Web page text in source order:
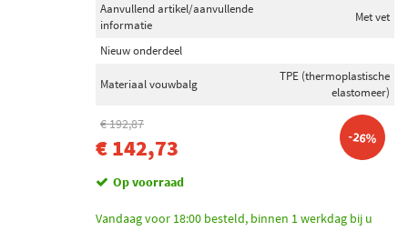
Aanvullend artikel/aanvullende
informatie
Met vet
Nieuw onderdeel
Materiaal vouwbalg
TPE (thermoplastische
elastomeer)
€ 192,87
€ 142,73 -26%
Op voorraad
Vandaag voor 18:00 besteld, binnen 1 werkdag bij u